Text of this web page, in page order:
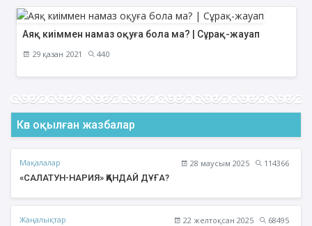
Аяқ киіммен намаз оқуға бола ма? | Сұрақ-жауап
29 қазан 2021 440
Көп оқылған жазбалар
Мақалалар 28 маусым 2025
114366
«САЛАТУН-НАРИЯ» ҚАНДАЙ ДҰҒА?
Жаңалықтар 22 желтоқсан 2025
68495